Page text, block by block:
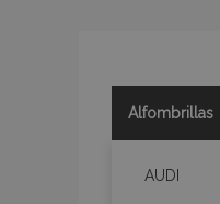
Alfombrillas
AUDI